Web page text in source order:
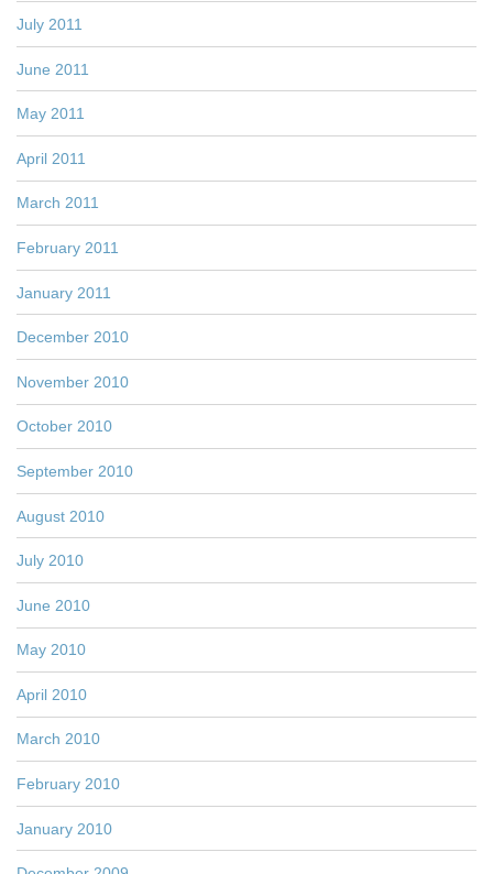
July 2011
June 2011
May 2011
April 2011
March 2011
February 2011
January 2011
December 2010
November 2010
October 2010
September 2010
August 2010
July 2010
June 2010
May 2010
April 2010
March 2010
February 2010
January 2010